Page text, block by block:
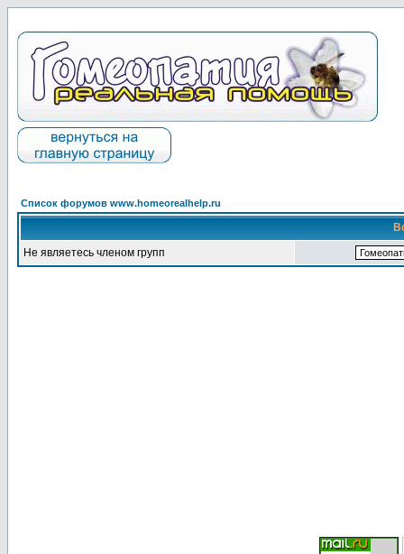
Список форумов www.homeorealhelp.ru
Не являетесь членом групп